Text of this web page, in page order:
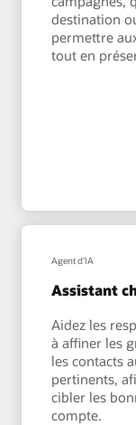
destination
permettre
tout en
Agent d'IA
Assistant
Aidez les
à affiner les
les contacts
pertinents,
cibler les
compte.